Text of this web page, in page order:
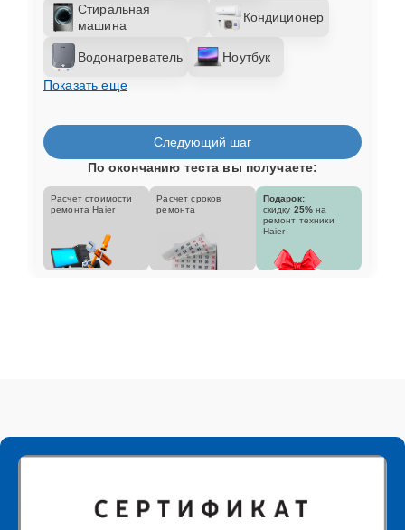
Стиральная
машина
Кондиционер
Водонагреватель
Ноутбук
Показать еще
Следующий шаг
По окончанию теста вы получаете:
Расчет стоимости
ремонта Haier
Расчет сроков
ремонта
Подарок:
скидку 25% на
ремонт техники
Haier